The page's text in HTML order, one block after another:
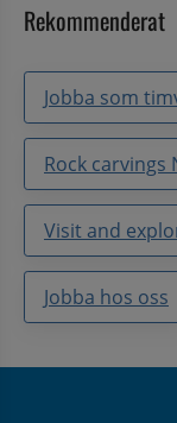
Rekommenderat
Jobba som
Rock carvings
Visit and
Jobba hos oss